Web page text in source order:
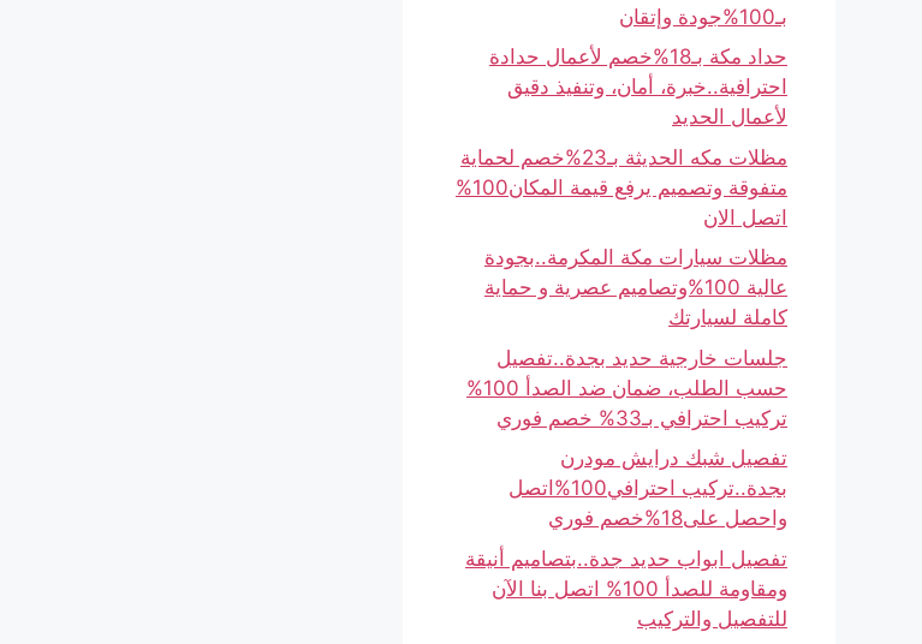
بـ100%جودة وإتقان
حداد مكة بـ18%خصم لأعمال حدادة
احترافية..خبرة، أمان، وتنفيذ دقيق
لأعمال الحديد
مظلات مكه الحديثة بـ23%خصم لحماية
متفوقة وتصميم يرفع قيمة المكان100%
اتصل الان
مظلات سيارات مكة المكرمة..بجودة
عالية 100%وتصاميم عصرية و حماية
كاملة لسيارتك
جلسات خارجية حديد بجدة..تفصيل
حسب الطلب، ضمان ضد الصدأ 100%
تركيب احترافي بـ33% خصم فوري
تفصيل شبك درايش مودرن
بجدة..تركيب احترافي100%اتصل
واحصل على18%خصم فوري
تفصيل ابواب حديد جدة..بتصاميم أنيقة
ومقاومة للصدأ 100% اتصل بنا الآن
للتفصيل والتركيب